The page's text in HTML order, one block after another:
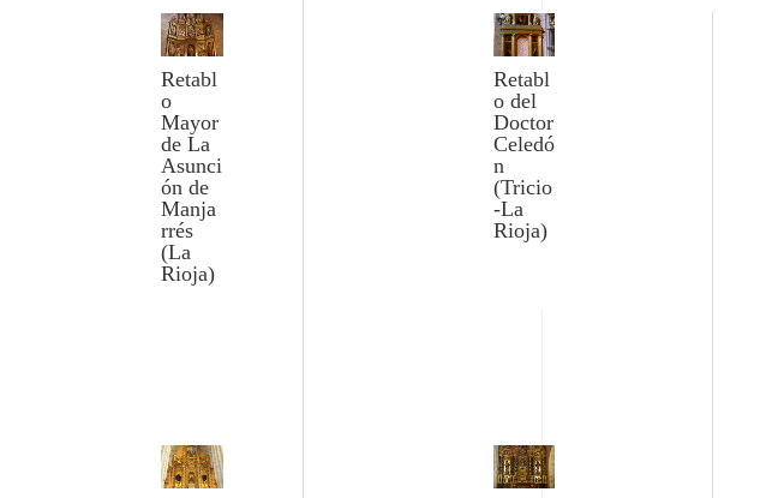
Retabl
o
Mayor
de La
Asunci
ón de
Manja
rrés
(La
Rioja)
Retabl
o del
Doctor
Celedó
n
(Tricio
-La
Rioja)